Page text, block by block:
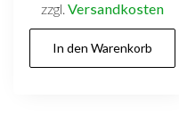
zzgl.Versandkosten
In den Warenkorb